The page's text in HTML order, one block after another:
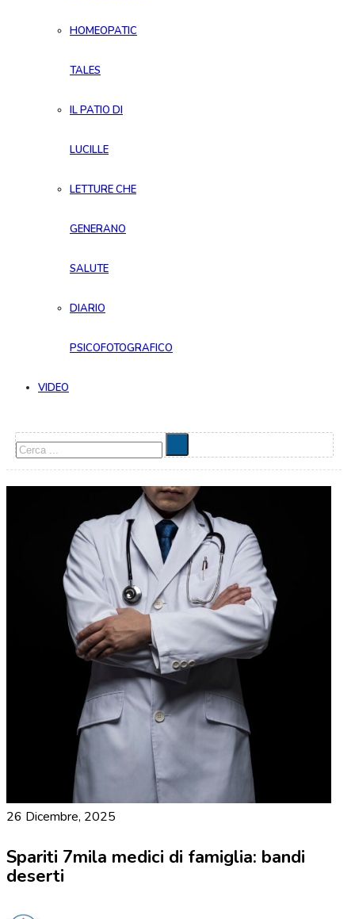
HOMEOPATIC
TALES
IL PATIO DI
LUCILLE
LETTURE CHE
GENERANO
SALUTE
DIARIO
PSICOFOTOGRAFICO
VIDEO
Cerca
26 Dicembre, 2025
Spariti 7mila medici di famiglia: bandi
deserti